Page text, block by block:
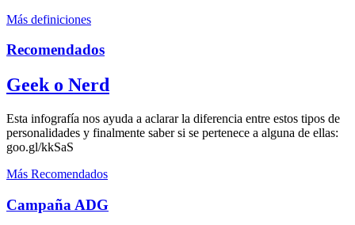
Más definiciones
Recomendados
Geek o Nerd
Esta infografía nos ayuda a aclarar la diferencia entre estos tipos de
personalidades y finalmente saber si se pertenece a alguna de ellas:
goo.gl/kkSaS
Más Recomendados
Campaña ADG